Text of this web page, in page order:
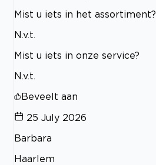
Mist u iets in het assortiment?
N.v.t.
Mist u iets in onze service?
N.v.t.
Beveelt aan
25 July 2026
Barbara
Haarlem